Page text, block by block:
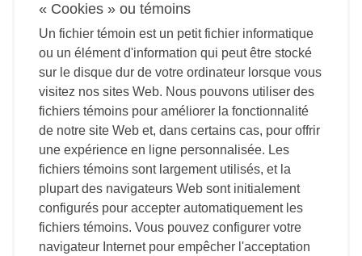
« Cookies » ou témoins
Un fichier témoin est un petit fichier informatique
ou un élément d'information qui peut être stocké
sur le disque dur de votre ordinateur lorsque vous
visitez nos sites Web. Nous pouvons utiliser des
fichiers témoins pour améliorer la fonctionnalité
de notre site Web et, dans certains cas, pour offrir
une expérience en ligne personnalisée. Les
fichiers témoins sont largement utilisés, et la
plupart des navigateurs Web sont initialement
configurés pour accepter automatiquement les
fichiers témoins. Vous pouvez configurer votre
navigateur Internet pour empêcher l'acceptation